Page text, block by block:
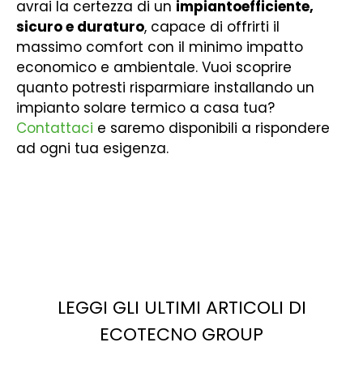
avrai la certezza di un impiantoefficiente,
sicuro e duraturo, capace di offrirti il
massimo comfort con il minimo impatto
economico e ambientale. Vuoi scoprire
quanto potresti risparmiare installando un
impianto solare termico a casa tua?
Contattaci e saremo disponibili a rispondere
ad ogni tua esigenza.
LEGGI GLI ULTIMI ARTICOLI DI
ECOTECNO GROUP